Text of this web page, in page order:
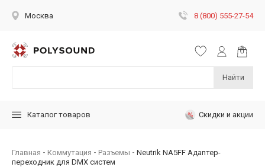
Москва 8 (800) 555-27-54
Найти
Каталог товаров Скидки и акции
Главная Коммутация Разъемы
Neutrik NA5FF Адаптер-
переходник для DMX систем